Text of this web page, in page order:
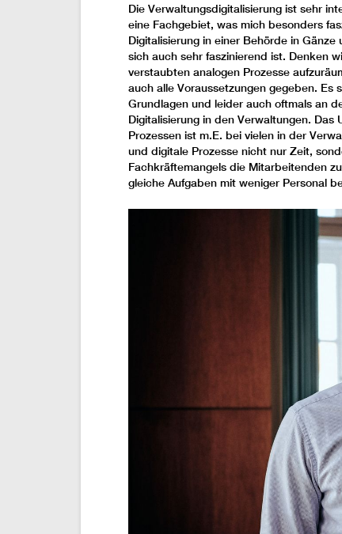
Die Verwaltungsdigitalisierung ist sehr
eine Fachgebiet, was mich besonders
Digitalisierung in einer Behörde in
sich auch sehr faszinierend ist. Denken
verstaubten analogen Prozesse
auch alle Voraussetzungen gegeben.
Grundlagen und leider auch oftmals an
Digitalisierung in den Verwaltungen.
Prozessen ist m.E. bei vielen in der
und digitale Prozesse nicht nur Zeit,
Fachkräftemangels die Mitarbeitenden
gleiche Aufgaben mit weniger Personal